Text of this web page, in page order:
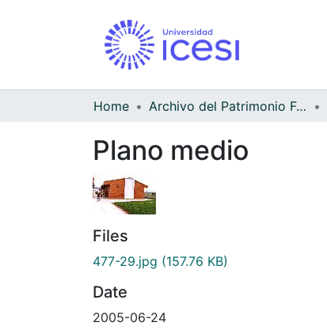
Home Archivo del Patrimonio Fotográfico y Fílmico del Valle del Cauca
Plano medio
Files
477-29.jpg (157.76 KB)
Date
2005-06-24